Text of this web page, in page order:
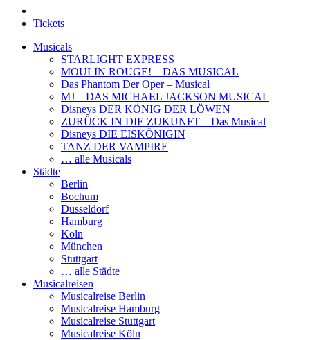
Tickets
Musicals
STARLIGHT EXPRESS
MOULIN ROUGE! – DAS MUSICAL
Das Phantom Der Oper – Musical
MJ – DAS MICHAEL JACKSON MUSICAL
Disneys DER KÖNIG DER LÖWEN
ZURÜCK IN DIE ZUKUNFT – Das Musical
Disneys DIE EISKÖNIGIN
TANZ DER VAMPIRE
… alle Musicals
Städte
Berlin
Bochum
Düsseldorf
Hamburg
Köln
München
Stuttgart
… alle Städte
Musicalreisen
Musicalreise Berlin
Musicalreise Hamburg
Musicalreise Stuttgart
Musicalreise Köln